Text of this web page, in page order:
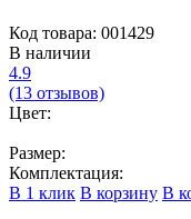
Код товара: 001429
В наличии
4.9
(13 отзывов)
Цвет:
Размер:
Комплектация:
В 1 клик В корзину В